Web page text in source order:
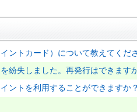
ントカード）について教えてくださ
紛失しました。再発行はできます
ントを利用することができますか？